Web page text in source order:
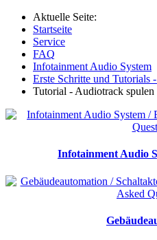
Aktuelle Seite:
Startseite
Service
FAQ
Infotainment Audio System
Erste Schritte und Tutorials
Tutorial - Audiotrack spulen
Infotainment Audio